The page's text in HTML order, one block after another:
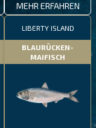
MEHR ERFAHREN
LIBERTY ISLAND
BLAURÜCKEN-
MAIFISCH